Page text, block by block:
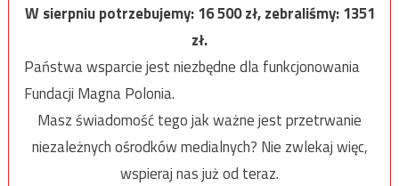
W sierpniu potrzebujemy:16 500zł, zebraliśmy:1351
zł.
Państwa wsparcie jest niezbędne dla funkcjonowania
Fundacji Magna Polonia.
Masz świadomość tego jak ważne jest przetrwanie
niezależnych ośrodków medialnych? Nie zwlekaj więc,
wspieraj nas już od teraz.